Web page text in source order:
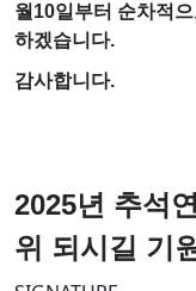
월10일부터 순차적
하겠습니다.
감사합니다.
2025년 추석
위 되시길 기